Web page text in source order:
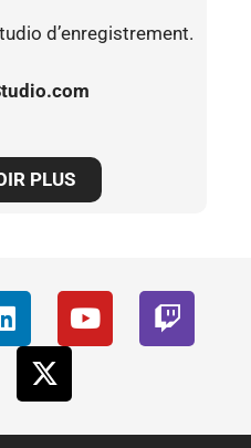
d’enregistrement.
PLUS